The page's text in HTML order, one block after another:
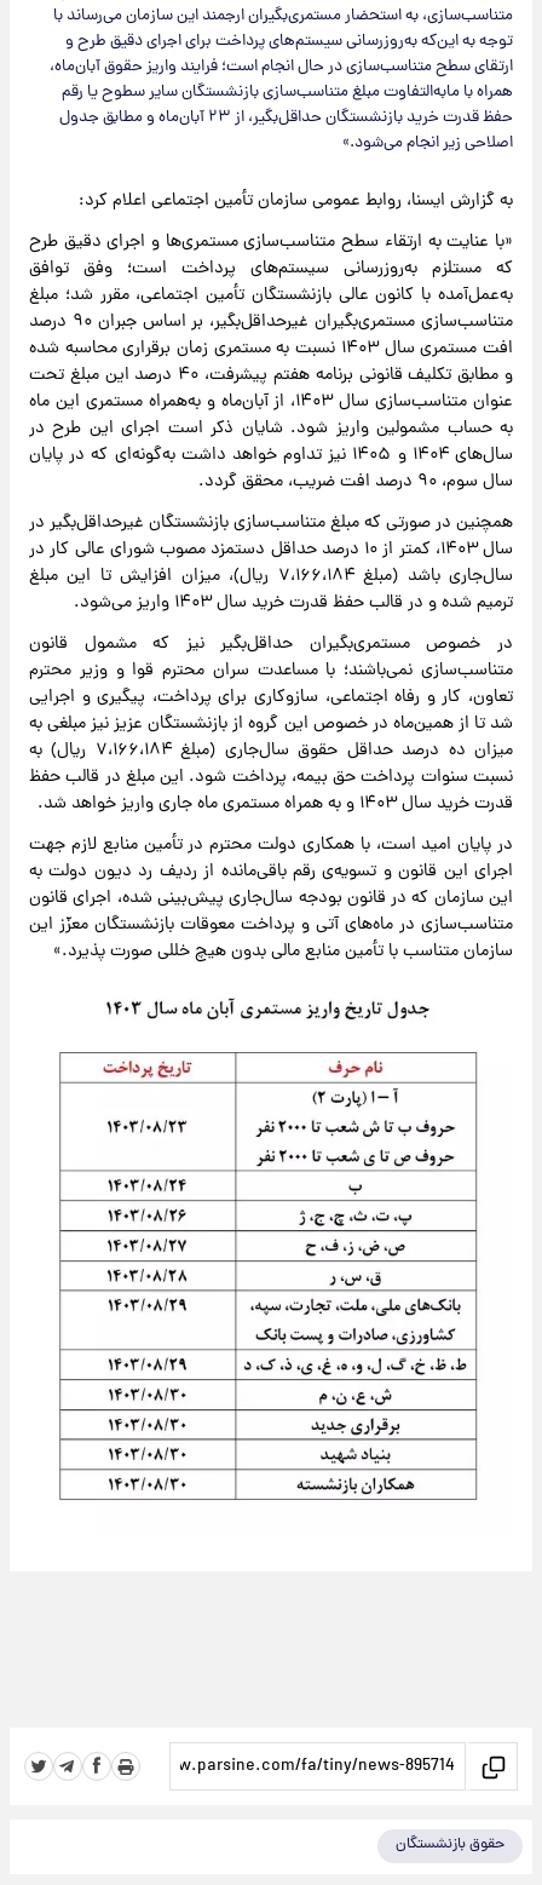
متناسب‌سازی، ‌به استحضار مستمری‌بگیران ارجمند این سازمان ‌می‌رساند با
توجه به این‌که به‌روزرسانی سیستم‌های پرداخت برای اجرای دقیق طرح و
ارتقای سطح متناسب‌سازی‌ در حال انجام است؛ فرایند واریز حقوق آبان‌ماه،
همراه با مابه‌التفاوت مبلغ متناسب‌سازی بازنشستگان سایر سطوح یا رقم
حفظ قدرت خرید بازنشستگان حداقل‌بگیر، از ۲۳ آبان‌ماه و مطابق جدول
اصلاحی زیر انجام می‌شود.»
به گزارش ایسنا، روابط عمومی سازمان تأمین اجتماعی اعلام کرد:
«با عنایت به ارتقاء سطح متناسب‌سازی مستمری‌ها و اجرای دقیق طرح
که مستلزم به‌روزرسانی سیستم‌های پرداخت است؛ وفق توافق
به‌عمل‌آمده با کانون عالی بازنشستگان تأمین اجتماعی، مقرر شد؛ مبلغ
متناسب‌سازی مستمری‌بگیران غیرحداقل‌بگیر، بر اساس جبران ۹۰ درصد
افت مستمری سال ۱۴۰۳ نسبت به مستمری زمان برقراری محاسبه شده
و مطابق تکلیف قانونی برنامه هفتم پیشرفت، ۴۰ درصد این مبلغ تحت
عنوان متناسب‌سازی سال ۱۴۰۳، از آبان‌ماه و به‌همراه مستمری این ماه
به حساب مشمولین واریز شود. شایان ذکر است اجرای این طرح در
سال‌های ۱۴۰۴ و ۱۴۰۵ نیز تداوم خواهد داشت به‌گونه‌ای که در پایان
سال سوم، ۹۰ درصد افت ضریب، محقق گردد.
همچنین در صورتی که مبلغ متناسب‌سازی بازنشستگان غیرحداقل‌بگیر در
سال ۱۴۰۳، کمتر از ۱۰ درصد حداقل دستمزد مصوب شورای عالی کار در
سال‌جاری باشد (مبلغ ۷،۱۶۶،۱۸۴ ریال)، میزان افزایش تا این مبلغ
ترمیم شده و در قالب حفظ قدرت خرید سال ۱۴۰۳ واریز می‌شود.
در خصوص مستمری‌بگیران حداقل‌بگیر نیز که مشمول قانون
متناسب‌سازی نمی‌باشند؛ با مساعدت سران محترم قوا و وزیر محترم
تعاون، کار و رفاه اجتماعی، سازوکاری برای پرداخت، پیگیری و اجرایی
شد تا از همین‌ماه در خصوص این گروه از بازنشستگان عزیز نیز مبلغی به
میزان ده درصد حداقل حقوق سال‌جاری (مبلغ ۷،۱۶۶،۱۸۴ ریال) به
نسبت سنوات پرداخت حق بیمه، پرداخت شود. این مبلغ در قالب حفظ
قدرت خرید سال ۱۴۰۳ و به همراه مستمری ماه جاری واریز خواهد شد.
در پایان امید است، با همکاری دولت محترم در تأمین منابع لازم جهت
اجرای این قانون و تسویه‌ی رقم باقی‌مانده از ردیف رد دیون دولت به
این سازمان که در قانون بودجه سال‌جاری پیش‌بینی شده، اجرای قانون
متناسب‌سازی در ماه‌های آتی و پرداخت معوقات بازنشستگان معزّز این
سازمان متناسب با تأمین منابع مالی بدون هیچ خللی صورت پذیرد.»
حقوق بازنشستگان